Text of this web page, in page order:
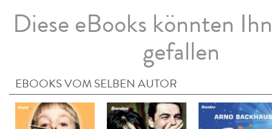
Diese eBooks könnten
gefallen
EBOOKS VOM SELBEN AUTOR